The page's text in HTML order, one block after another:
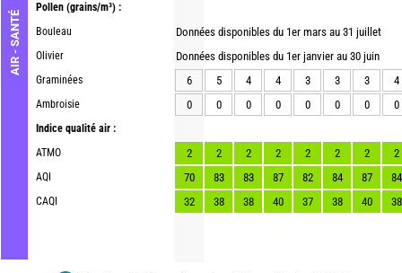
AIR - SANTÉ
Pollen (grains/m³) :
Bouleau
Olivier
Graminées
Ambroisie
Indice qualité air :
ATMO
AQI
CAQI
Données disponibles du 1er mars au 31 juillet
Données disponibles du 1er janvier au 30 juin
6
5 4 4 3 3 3
4
0
0 0 0 0 0 0 0
2 2 2 2 2 2 2
2
70
83 83 87 82 84 87
84
32
38 38 40 37 38 40 38